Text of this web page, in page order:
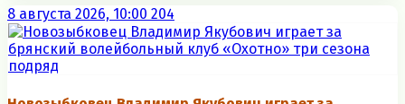
8 августа 2026, 10:00 204